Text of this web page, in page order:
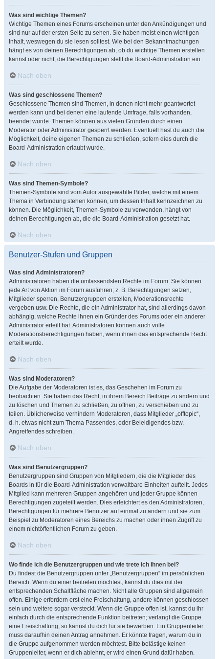
Was sind wichtige Themen?
Wichtige Themen eines Forums erscheinen unter den Ankündigungen und
sind nur auf der ersten Seite zu sehen. Sie haben meist einen wichtigen
Inhalt, weswegen du sie lesen solltest. Wie bei den Bekanntmachungen
hängt es von deinen Berechtigungen ab, ob du wichtige Themen erstellen
kannst oder nicht; die Berechtigungen stellt die Board-Administration ein.
Nach oben
Was sind geschlossene Themen?
Geschlossene Themen sind Themen, in denen nicht mehr geantwortet
werden kann und bei denen eine laufende Umfrage, falls vorhanden,
beendet wurde. Themen können aus vielen Gründen durch einen
Moderator oder Administrator gesperrt werden. Eventuell hast du auch die
Möglichkeit, deine eigenen Themen zu schließen, sofern dies durch die
Board-Administration erlaubt wurde.
Nach oben
Was sind Themen-Symbole?
Themen-Symbole sind vom Autor ausgewählte Bilder, welche mit einem
Thema in Verbindung stehen können, um dessen Inhalt kennzeichnen zu
können. Die Möglichkeit, Themen-Symbole zu verwenden, hängt von
deinen Berechtigungen ab, die die Board-Administration gesetzt hat.
Nach oben
Benutzer-Stufen und Gruppen
Was sind Administratoren?
Administratoren haben die umfassendsten Rechte im Forum. Sie können
jede Art von Aktion im Forum ausführen; z. B. Berechtigungen setzen,
Mitglieder sperren, Benutzergruppen erstellen, Moderationsrechte
vergeben usw. Die Rechte, die ein Administrator hat, sind allerdings davon
abhängig, welche Rechte ihnen ein Gründer des Forums oder ein anderer
Administrator erteilt hat. Administratoren können auch volle
Moderationsberechtigungen haben, wenn ihnen das entsprechende Recht
erteilt wurde.
Nach oben
Was sind Moderatoren?
Die Aufgabe der Moderatoren ist es, das Geschehen im Forum zu
beobachten. Sie haben das Recht, in ihrem Bereich Beiträge zu ändern und
zu löschen und Themen zu schließen, zu öffnen, zu verschieben und zu
teilen. Üblicherweise verhindern Moderatoren, dass Mitglieder „offtopic“,
d. h. etwas nicht zum Thema Passendes, oder Beleidigendes bzw.
Angreifendes schreiben.
Nach oben
Was sind Benutzergruppen?
Benutzergruppen sind Gruppen von Mitgliedern, die die Mitglieder des
Boards in für die Board-Administration verwaltbare Einheiten aufteilt. Jedes
Mitglied kann mehreren Gruppen angehören und jeder Gruppe können
Berechtigungen zugeteilt werden. Dies erleichtert es den Administratoren,
Berechtigungen für mehrere Benutzer auf einmal zu ändern und sie zum
Beispiel zu Moderatoren eines Bereichs zu machen oder ihnen Zugriff zu
einem nichtöffentlichen Forum zu geben.
Nach oben
Wo finde ich die Benutzergruppen und wie trete ich ihnen bei?
Du findest die Benutzergruppen unter „Benutzergruppen“ im persönlichen
Bereich. Wenn du einer beitreten möchtest, kannst du dies mit der
entsprechenden Schaltfläche machen. Nicht alle Gruppen sind allgemein
offen. Einige erfordern erst eine Freischaltung, andere können geschlossen
sein und weitere sogar versteckt. Wenn die Gruppe offen ist, kannst du ihr
einfach durch die entsprechende Funktion beitreten; verlangt die Gruppe
eine Freischaltung, so kannst du dich für sie bewerben. Ein Gruppenleiter
muss daraufhin deinen Antrag annehmen. Er könnte fragen, warum du in
die Gruppe aufgenommen werden möchtest. Bitte belästige keinen
Gruppenleiter, wenn er dich ablehnt, er wird einen Grund dafür haben.